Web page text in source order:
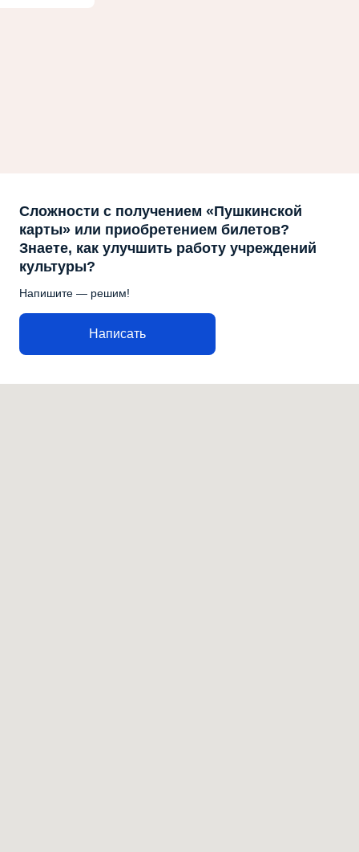
Сложности с получением «Пушкинской
карты» или приобретением билетов?
Знаете, как улучшить работу учреждений
культуры?
Напишите — решим!
Написать